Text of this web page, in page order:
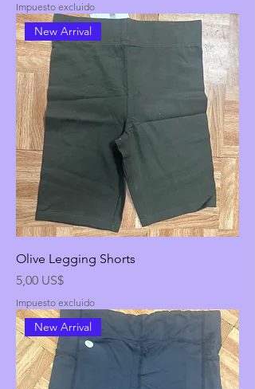
Impuesto excluido
New Arrival
Olive Legging Shorts
Precio
5,00 US$
Impuesto excluido
New Arrival